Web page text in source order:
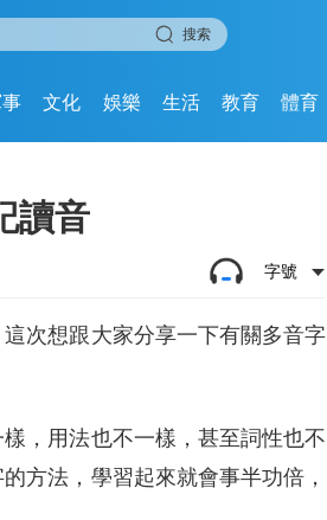
搜索
文化 娛樂 生活 教育 體育
讀音
字號
次想跟大家分享一下有關多音字
，用法也不一樣，甚至詞性也不
方法，學習起來就會事半功倍，